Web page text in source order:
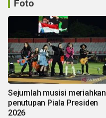
Foto
Sejumlah musisi meriahkan
penutupan Piala Presiden
2026